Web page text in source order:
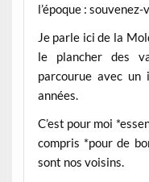
l’époque : souvenez-
Je parle ici de la
le plancher des
parcourue avec
années.
C’est pour moi
compris *pour de
sont nos voisins.